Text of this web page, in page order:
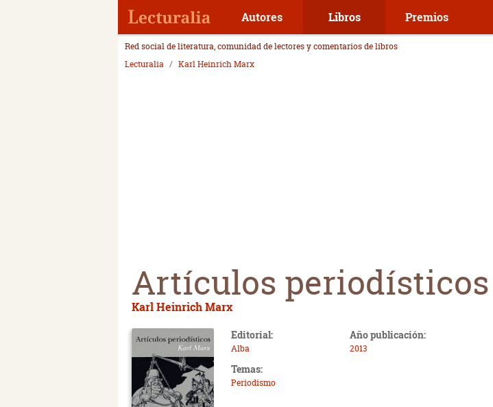
Autores Libros Premios
Red social de literatura, comunidad de lectores y comentarios de libros
Lecturalia
Karl Heinrich Marx
Artículos periodísticos
Karl Heinrich Marx
Editorial:
Alba
Año publicación:
2013
Temas:
Periodismo